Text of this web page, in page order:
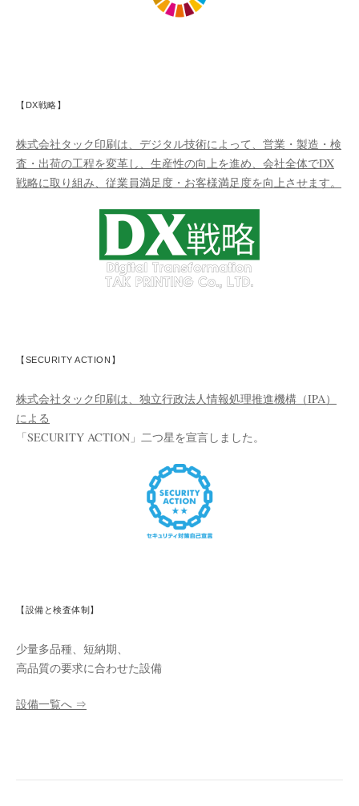
【DX戦略】
株式会社タック印刷は、デジタル技術によって、営業・製造・検
査・出荷の工程を変革し、生産性の向上を進め、会社全体でDX
戦略に取り組み、従業員満足度・お客様満足度を向上させます。
【SECURITY ACTION】
株式会社タック印刷は、独立行政法人情報処理推進機構（IPA）
による
「SECURITY ACTION」二つ星を宣言しました。
【設備と検査体制】
少量多品種、短納期、
高品質の要求に合わせた設備
設備一覧へ ⇒